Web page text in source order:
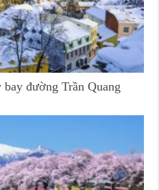
đường Trần Quang